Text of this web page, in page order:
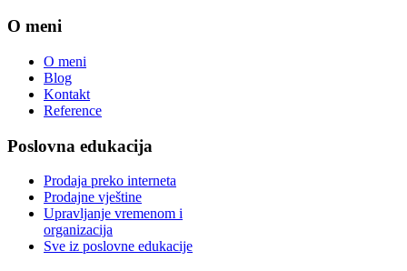
O meni
O meni
Blog
Kontakt
Reference
Poslovna edukacija
Prodaja preko interneta
Prodajne vještine
Upravljanje vremenom i
organizacija
Sve iz poslovne edukacije